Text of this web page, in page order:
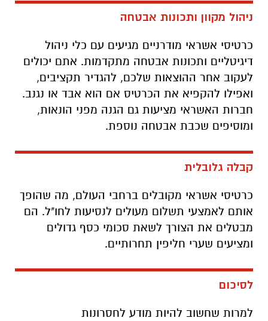
ניהול מקוון ותכונות אבטחה
כרטיסי אשראי מודרניים מגיעים עם כלי ניהול
דיגיטליים ותכונות אבטחה מתקדמות. אתם יכולים
לעקוב אחר ההוצאות שלכם, להגדיר תקציבים,
ואפילו להקפיא את הכרטיס אם הוא אבד או נגנב.
חברות האשראי מציעות גם הגנה מפני הונאות,
ומוסיפים שכבת אבטחה נוספת.
קבלה גלובלית
כרטיסי אשראי מקובלים ברחבי העולם, מה שהופך
אותם לאמצעי תשלום מעולים לנסיעות לחו"ל. הם
מבטלים את הצורך לשאת סכומי כסף גדולים
ומציעים שערי חליפין תחרותיים.
לסיכום
למרות שחשוב להיות מודע לחסרונות